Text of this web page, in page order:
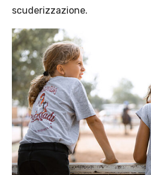
scuderizzazione.